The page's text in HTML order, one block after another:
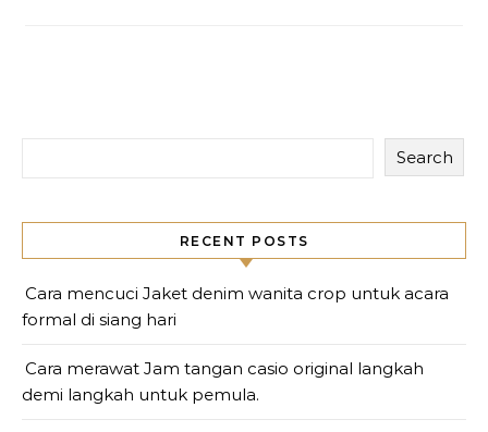
Search
RECENT POSTS
Cara mencuci Jaket denim wanita crop untuk acara
formal di siang hari
Cara merawat Jam tangan casio original langkah
demi langkah untuk pemula.